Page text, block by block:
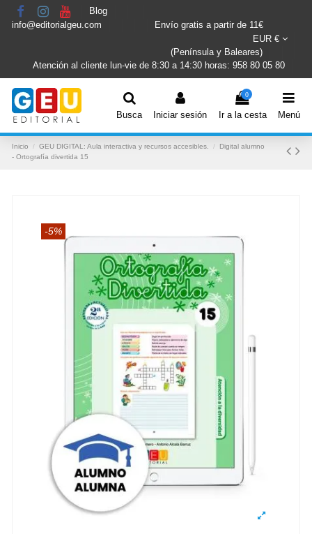
Blog
info@editorialgeu.com
Envío gratis a partir de 11€
EUR €
(Península y Baleares)
Atención al cliente lun-vie de 8:30 a 14:30 horas: 958 80 05 80
Busca Iniciar sesión
0
Ir a la cesta Menú
Inicio GEU DIGITAL: Aula interactiva y recursos accesibles.
Digital alumno
- Ortografía divertida 15
-5%